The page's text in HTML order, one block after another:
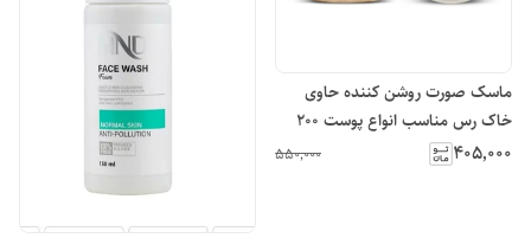
ماسک صورت روشن کننده حاوی
خاک رس مناسب انواع پوست ۲۰۰
میلی لیتر ام ان دی
۴۰۵٬۰۰۰ ۵۵۰٬۰۰۰